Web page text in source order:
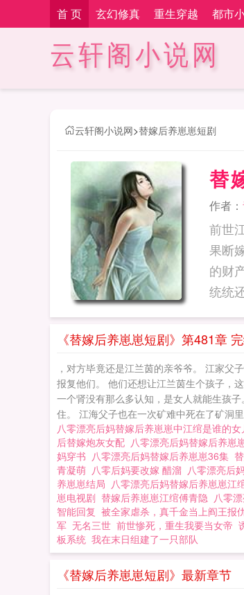
首 页 玄幻修真 重生穿越 都市
云轩阁小说网
云轩阁小说网>替嫁后养崽崽短剧
替
作者：
前世
果断
的财
统统还
《替嫁后养崽崽短剧》第481章
，对方毕竟还是江兰茵的亲爷爷。 江家父
报复他们。 他们还想让江兰茵生个孩子，
一个肾没有那么多认知，是女人就能生孩
住。 江海父子也在一次矿难中死在了矿洞
八零漂亮后妈替嫁后养崽崽中江绾是谁的女
后替嫁炮灰女配 八零漂亮后妈替嫁后养崽
妈穿书 八零漂亮后妈替嫁后养崽崽36集
青凝萌 八零后妈要改嫁 醋溜 八零漂亮后
养崽崽结局 八零漂亮后妈替嫁后养崽崽江
崽电视剧 替嫁后养崽崽江绾傅青隐 八零
智能回复 被全家虐杀，真千金当上阎王报
军 无名三世 前世惨死，重生我要当女帝
板系统 我在末日组建了一只部队
《替嫁后养崽崽短剧》最新章节